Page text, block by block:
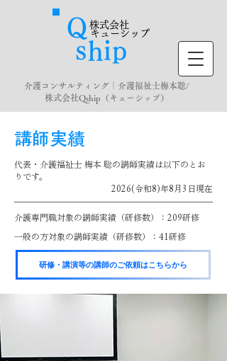
Ｑ株式会社
キューシップ
ｓ
​ｈｉ
ｐ
介護コンサルティング｜介護福祉士梅本聡/
株式会社Qship（キューシップ）
講師実績
代表・介護福祉士 梅本 聡の講師実績は以下のとお
りです。
2026(令和8)年8月3日現在
介護専門職対象の講師実績（研修数）：209研修
一般の方対象の講師実績（研修数）：41研修
研修・講演等の講師のご依頼はこちらから